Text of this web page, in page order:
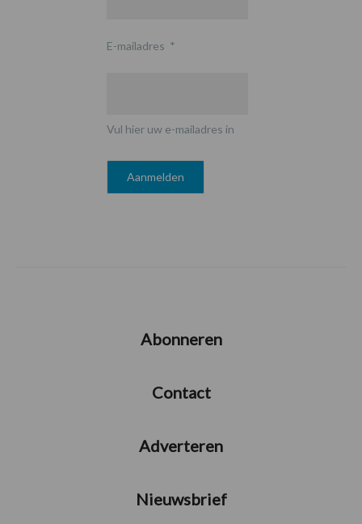
E-mailadres *
Vul hier uw e-mailadres in
Abonneren
Contact
Adverteren
Nieuwsbrief